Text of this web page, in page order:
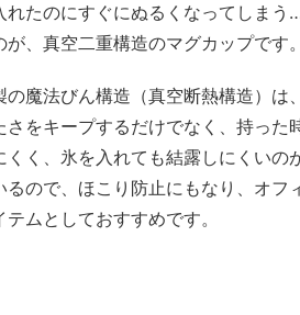
れたのにすぐにぬるくなってしま
が、真空二重構造のマグカップです。
の魔法びん構造（真空断熱構造）は
さをキープするだけでなく、持った
くく、氷を入れても結露しにくいの
るので、ほこり防止にもなり、オフ
ムとしておすすめです。